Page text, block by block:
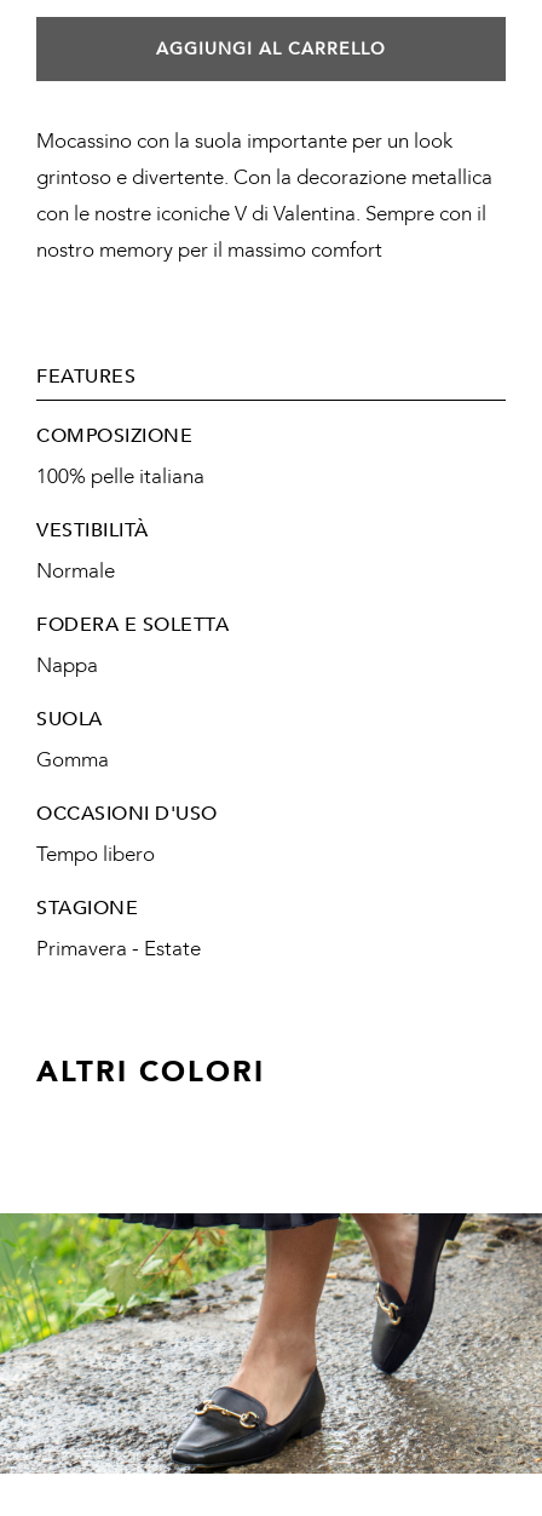
AGGIUNGI AL CARRELLO
Mocassino con la suola importante per un look
grintoso e divertente. Con la decorazione metallica
con le nostre iconiche V di Valentina. Sempre con il
nostro memory per il massimo comfort
FEATURES
COMPOSIZIONE
100% pelle italiana
VESTIBILITÀ
Normale
FODERA E SOLETTA
Nappa
SUOLA
Gomma
OCCASIONI D'USO
Tempo libero
STAGIONE
Primavera - Estate
ALTRI COLORI